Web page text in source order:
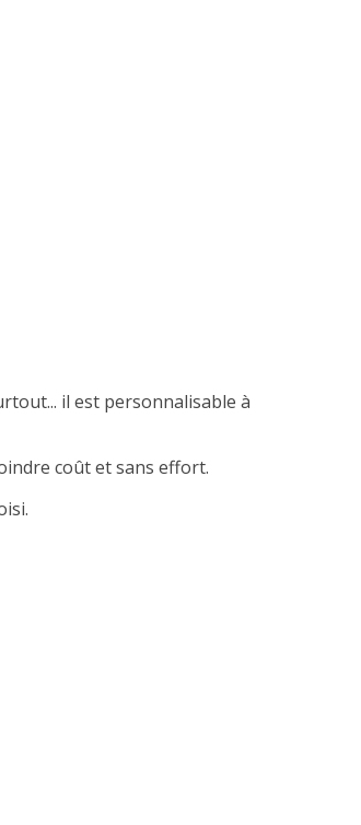
il est personnalisable à
coût et sans effort.